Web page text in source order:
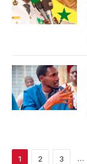
1 2 3 …